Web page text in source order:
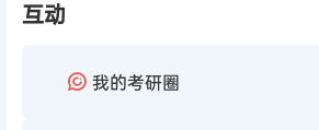
互动
我的考研圈